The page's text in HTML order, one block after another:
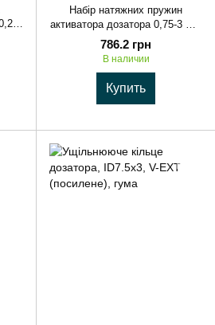
Набір натяжних пружин
активатора дозатора 0,75-3 м3/
год, нерж. сталь (2 шт/наб)
786.2 грн
В наличии
Купить